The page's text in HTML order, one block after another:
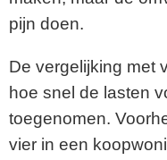
pijn doen.
De vergelijking met
hoe snel de lasten
toegenomen.
vier in een